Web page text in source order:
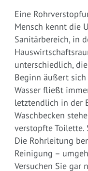
Eine
Mensch kennt die
Sanitärbereich, in
unterschiedlich,
Beginn äußert
Wasser fließt
letztendlich in der
Waschbecken
verstopfte Toilette.
Die Rohrleitung
Reinigung –
Versuchen Sie gar